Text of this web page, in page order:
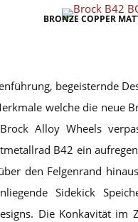
BRONZE COPPER
begeisternde
welche die neue
Alloy Wheels
B42 ein
den Felgenrand
Sidekick
Die Konkavität im